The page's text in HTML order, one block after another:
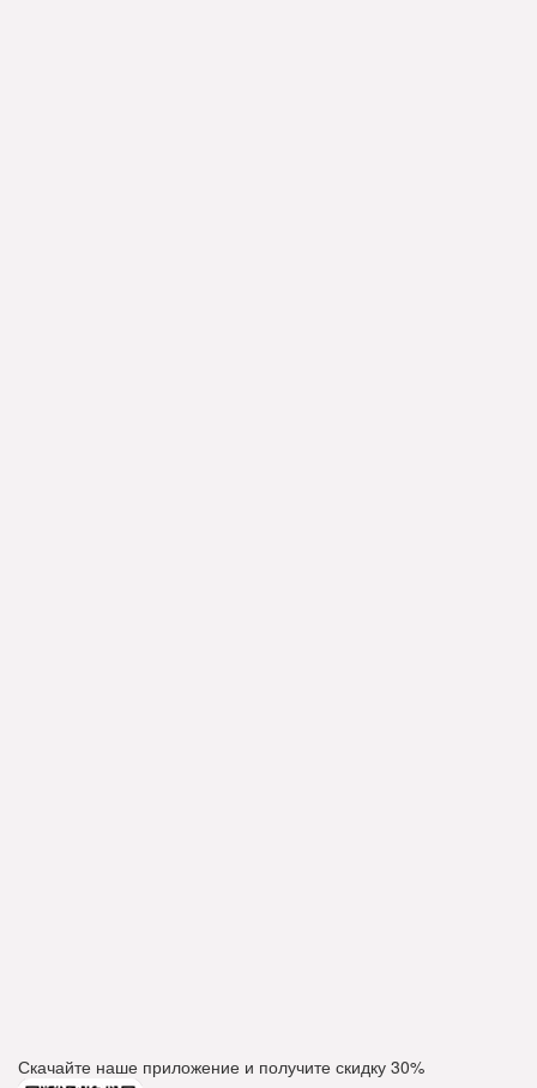
Скачайте наше приложение и получите скидку 30%